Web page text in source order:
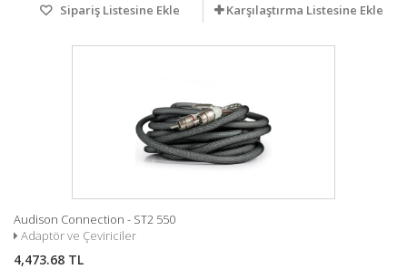
Sipariş Listesine Ekle Karşılaştırma Listesine Ekle
Audison Connection - ST2 550
Adaptör ve Çeviriciler
4,473.68 TL